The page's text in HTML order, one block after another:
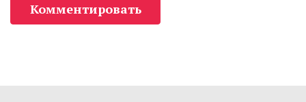
Комментировать